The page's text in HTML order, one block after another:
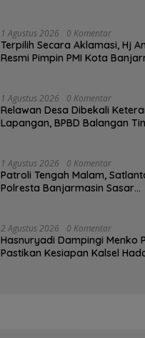
1 Agustus 2026 0 Komentar
‎Terpilih Secara Aklamasi, Hj
Resmi Pimpin PMI Kota
1 Agustus 2026 0 Komentar
Relawan Desa Dibekali
Lapangan, BPBD Balangan
1 Agustus 2026 0 Komentar
Patroli Tengah Malam,
Polresta Banjarmasin Sasar
2 Agustus 2026 0 Komentar
Hasnuryadi Dampingi Menko
Pastikan Kesiapan Kalsel